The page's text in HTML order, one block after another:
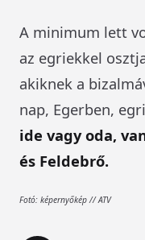
A minimum lett
az egriekkel
akiknek a
nap, Egerben,
ide vagy oda,
és Feldebrő.
Fotó: képernyőkép // ATV